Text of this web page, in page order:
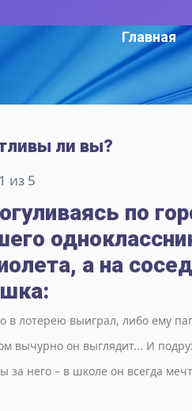
Главная
ли вы?
из 5
по
а на
в лотерею выиграл, либо ему
вычурно он выглядит... И
за него – в школе он всегда